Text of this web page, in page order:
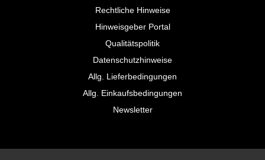
Rechtliche Hinweise
Hinweisgeber Portal
Qualitätspolitik
Datenschutzhinweise
Allg. Lieferbedingungen
Allg. Einkaufsbedingungen
Newsletter